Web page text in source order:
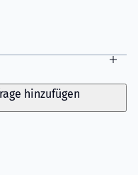
hinzufügen